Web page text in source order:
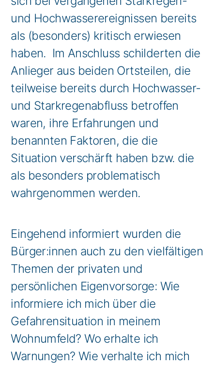
und Hochwasserereignissen bereits
als (besonders) kritisch erwiesen
haben. Im Anschluss schilderten die
Anlieger aus beiden Ortsteilen, die
teilweise bereits durch Hochwasser-
und Starkregenabfluss betroffen
waren, ihre Erfahrungen und
benannten Faktoren, die die
Situation verschärft haben bzw. die
als besonders problematisch
wahrgenommen werden.
Eingehend informiert wurden die
Bürger:innen auch zu den vielfältigen
Themen der privaten und
persönlichen Eigenvorsorge: Wie
informiere ich mich über die
Gefahrensituation in meinem
Wohnumfeld? Wo erhalte ich
Warnungen? Wie verhalte ich mich